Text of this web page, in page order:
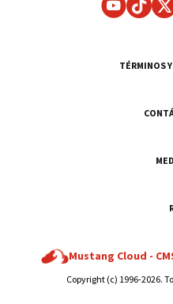
TÉRMINOS
Mustang Cloud -
Copyright (c) 1996-2026.